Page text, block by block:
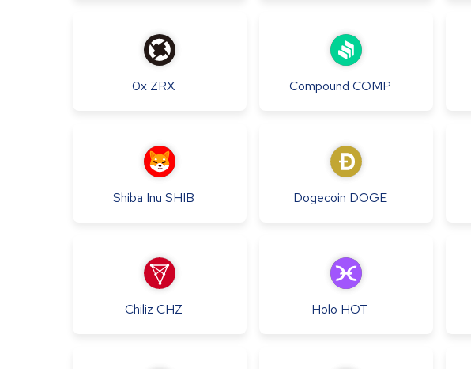
Compound COMP
0x ZRX
Dogecoin DOGE
Shiba Inu SHIB
Holo HOT
Chiliz CHZ